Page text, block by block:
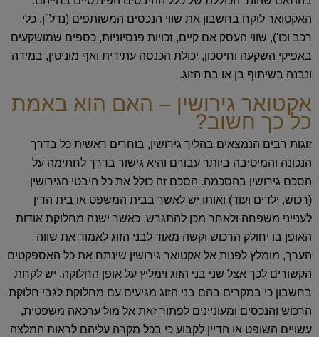
האקטואר לוקח בחשבון את שווי הנכסים המשותפים (נדל"ן, כלי
רכב וכו'), שווי העסק אם קיים, זכויות פנסיוניות, כספים שמושקעים
באפיקי השקעה וחיסכון, יכולת הכנסה עתידית ואף מוניטין, במידה
ונבנה בשיתוף בן או בת הזוג.
אקטואר גירושין – האם הוא באמת
כל כך חשוב?
זוגות רבים הנמצאים בהליך גירושין, בוחרים ראשית כל בדרך
הנכונה והמיטיבה ביותר עבורם והיא גישור בדרך לחתימה על
הסכם גירושין בהסכמה. הסכם זה כולל את כל היבטי הגירושין
(רכוש, ילדים ועוד) ואותו יש לאשר בבית המשפט או בית הדין
לענייני משפחה ולאחר מכן להתגרש. כאשר ישנה מחלוקת אודות
האופן בו יחולק הרכוש וקשה מאוד לבני הזוג לאמוד את שווה
הערך, מומלץ לפנות אל אקטואר גירושין שינתח את כל האספקטים
הקשורים לכך אצל שני בני הזוג וימליץ על אופן החלוקה. יש לקחת
בחשבון כי במקרים בהם בני הזוג מגיעים עם מחלוקת לגבי חלוקת
הרכוש והנכסים ומעוניינים לפתור זאת אל מול ערכאה משפטית,
עשויים השופט או הדיין לקבוע כי בכל מקרה עליהם לראות המלצה